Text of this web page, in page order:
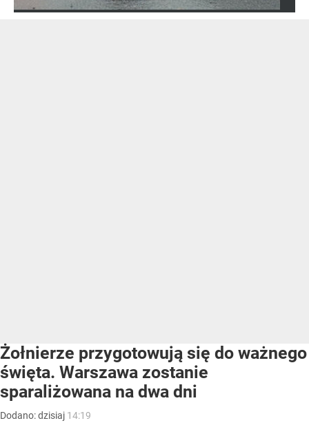
Żołnierze przygotowują się do ważnego
święta. Warszawa zostanie
sparaliżowana na dwa dni
Dodano:dzisiaj 14:19